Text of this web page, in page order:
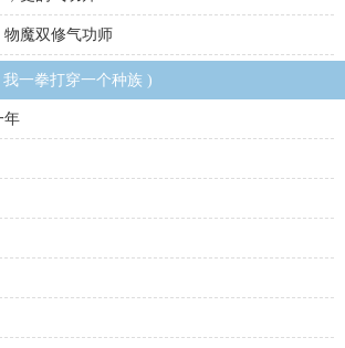
魔双修气功师
一拳打穿一个种族 )
年